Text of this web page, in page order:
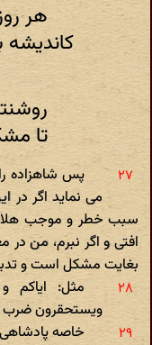
هر
کاندیشه
تا
پس شاهزاده
می نماید اگر در
سبب خطر و موجب
افتی و اگر نبرم، من
بغایت مشکل است و
مثل: ایاکم
ویستحقرون ضرب
خاصه